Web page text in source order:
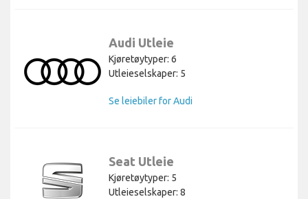
Audi Utleie
Kjøretøytyper: 6
Utleieselskaper: 5
Se leiebiler for Audi
Seat Utleie
Kjøretøytyper: 5
Utleieselskaper: 8